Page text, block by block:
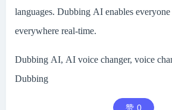
languages. Dubbing AI enables
everywhere real-time.
Dubbing AI, AI voice changer, voice
Dubbing
赞 0